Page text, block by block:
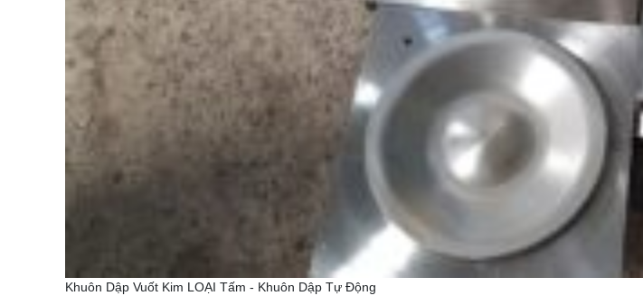
Khuôn Dập Vuốt Kim LOẠI Tấm - Khuôn Dập Tự Động